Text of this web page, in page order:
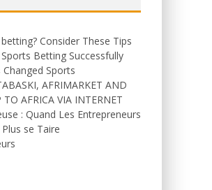
Consider These Tips
Betting Successfully
Sports
AFRIMARKET AND
TO AFRICA VIA INTERNET
: Quand Les Entrepreneurs
se Taire